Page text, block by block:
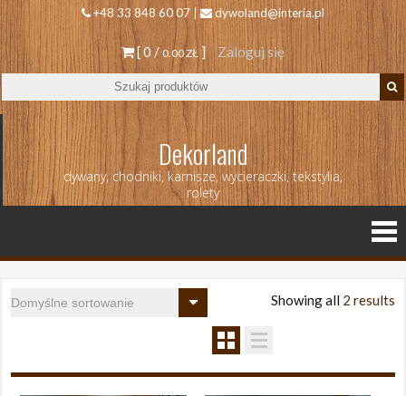
+48 33 848 60 07 | dywoland@interia.pl
[ 0 /0.00 ZŁ ] Zaloguj się
Dekorland
dywany, chodniki, karnisze, wycieraczki, tekstylia,
rolety
Showing all 2 results